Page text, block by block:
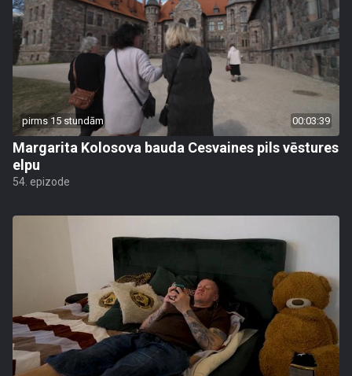
pirms 15 stundām 00:03:39
Margarita Kolosova bauda Cesvaines pils vēstures
elpu
54. epizode